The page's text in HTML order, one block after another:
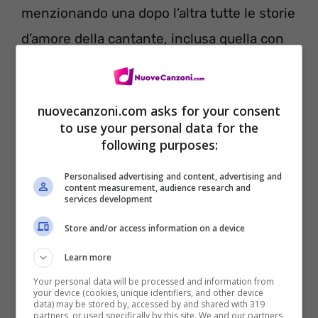
menzionando una dopo l’altra tutte le storie
d’amore della cantante, inclusa quella con
Matty Healy, cantante inglese dei The 1975,
o Joe Alwyn, il suo ultimo fidanzato
ufficiale.
nuovecanzoni.com asks for your consent
to use your personal data for the
following purposes:
Personalised advertising and content, advertising and
content measurement, audience research and
services development
Store and/or access information on a device
Learn more
Your personal data will be processed and information from
your device (cookies, unique identifiers, and other device
data) may be stored by, accessed by and shared with 319
partners, or used specifically by this site. We and our partners